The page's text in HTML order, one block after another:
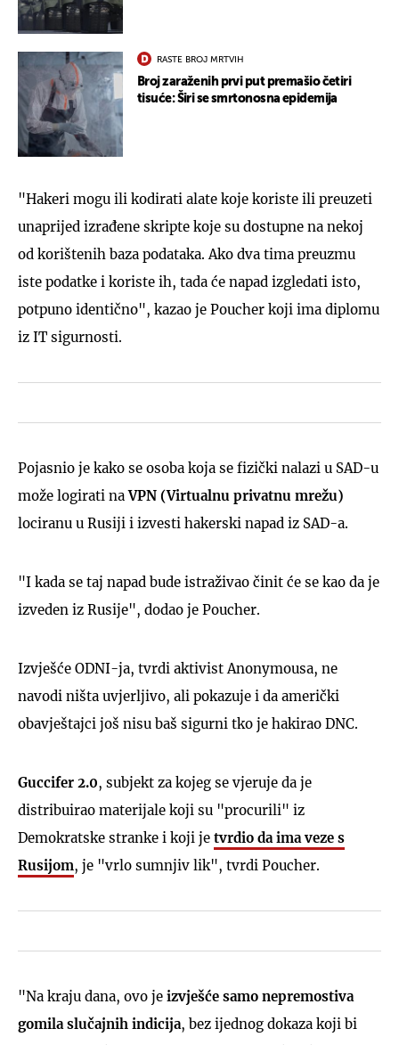
RASTE BROJ MRTVIH
Broj zaraženih prvi put premašio četiri
tisuće: Širi se smrtonosna epidemija
"Hakeri mogu ili kodirati alate koje koriste ili preuzeti
unaprijed izrađene skripte koje su dostupne na nekoj
od korištenih baza podataka. Ako dva tima preuzmu
iste podatke i koriste ih, tada će napad izgledati isto,
potpuno identično", kazao je Poucher koji ima diplomu
iz IT sigurnosti.
Pojasnio je kako se osoba koja se fizički nalazi u SAD-u
može logirati naVPN (Virtualnu privatnu mrežu)
lociranu u Rusiji i izvesti hakerski napad iz SAD-a.
"I kada se taj napad bude istraživao činit će se kao da je
izveden iz Rusije", dodao je Poucher.
Izvješće ODNI-ja, tvrdi aktivist Anonymousa, ne
navodi ništa uvjerljivo, ali pokazuje i da američki
obavještajci još nisu baš sigurni tko je hakirao DNC.
Guccifer 2.0, subjekt za kojeg se vjeruje da je
distribuirao materijale koji su "procurili" iz
Demokratske stranke i koji je tvrdio da ima veze s
Rusijom, je "vrlo sumnjiv lik", tvrdi Poucher.
"Na kraju dana, ovo je izvješće samo nepremostiva
gomila slučajnih indicija, bez ijednog dokaza koji bi